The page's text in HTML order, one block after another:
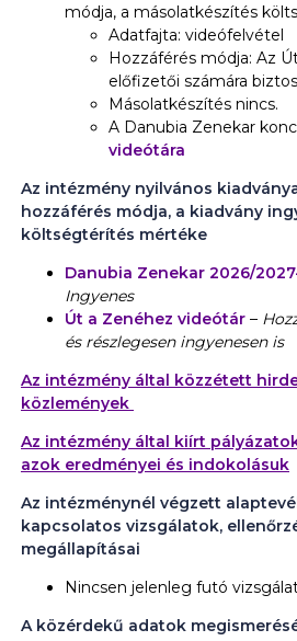
módja, a másolatkészítés
Adatfajta: videófelvétel
Hozzáférés módja: Az
előfizetői számára
Másolatkészítés nincs.
A Danubia Zenekar
videótára
Az intézmény nyilvános
hozzáférés módja, a kiadvány
költségtérítés mértéke
Danubia Zenekar 2026/
Ingyenes
Út a Zenéhez videótár –
és részlegesen ingyenesen is
Az intézmény által közzétett
közlemények
Az intézmény által kiírt
azok eredményei és indokolásuk
Az intézménynél végzett
kapcsolatos vizsgálatok,
megállapításai
Nincsen jelenleg futó
A közérdekű adatok